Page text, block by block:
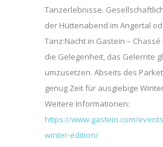
Tanzerlebnisse.
der Hüttenabend im Angertal
Tanz:Nacht in Gastein –
die Gelegenheit, das Gelernte
umzusetzen. Abseits des
genug Zeit für ausgiebige
Weitere Informationen:
https://www.gastein.com/
winter-edition/